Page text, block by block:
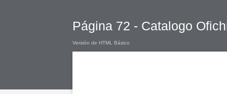
Página 72 - Catalogo
Versión de HTML Básico